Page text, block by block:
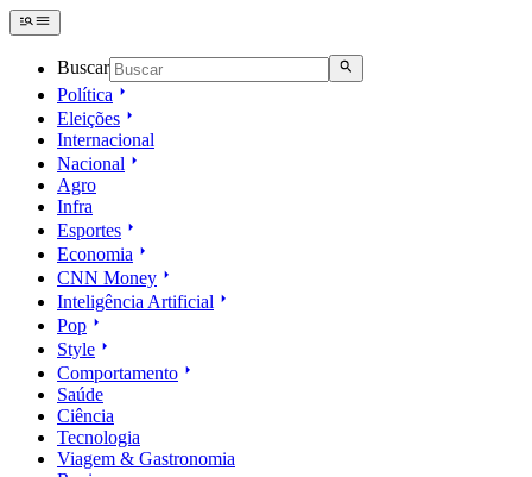
Buscar
Política
Eleições
Internacional
Nacional
Agro
Infra
Esportes
Economia
CNN Money
Inteligência Artificial
Pop
Style
Comportamento
Saúde
Ciência
Tecnologia
Viagem & Gastronomia